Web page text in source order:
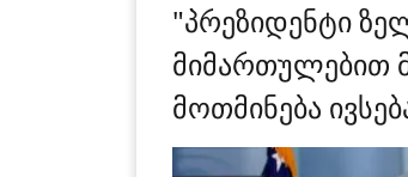
"პრეზიდენტი
მიმართულებით
მოთმინება